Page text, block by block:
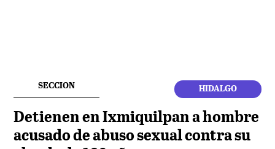
SECCION HIDALGO
Detienen en Ixmiquilpan a hombre
acusado de abuso sexual contra su